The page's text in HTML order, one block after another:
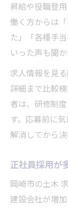
安心
土木
条件
建設
土木現場
建設
土木
意
現場
土木
正社員を
昇給や役職登
働く方からは
た」「各種手
いった声も聞か
求人情報を見
詳細まで比較
者は、研修制
す。応募前に
解消してから
正社員採用が
岡崎市の土木
建設会社が増